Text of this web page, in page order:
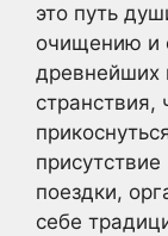
это путь
очищению и
древнейших
странствия,
поездки,
себе